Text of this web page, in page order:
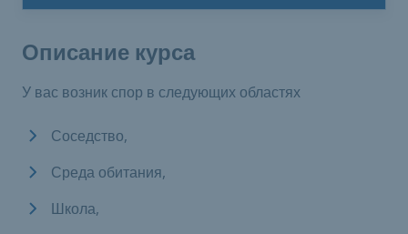
Описание курса
У вас возник спор в следующих областях
Соседство,
Среда обитания,
Школа,